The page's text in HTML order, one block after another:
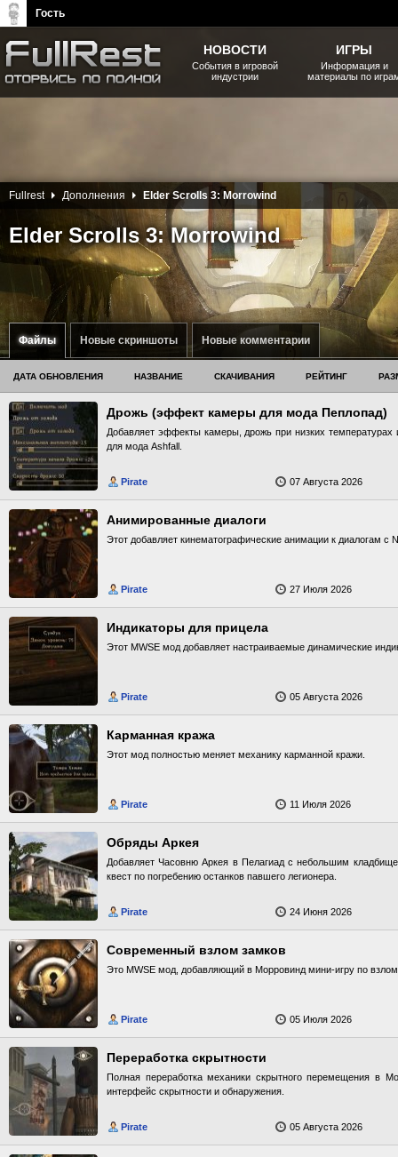
Файлы Новые скриншоты Новые комментарии
Elder Scrolls 3: Morrowind
Fullrest Дополнения Elder Scrolls 3: Morrowind
ДАТА ОБНОВЛЕНИЯ НАЗВАНИЕ СКАЧИВАНИЯ РЕЙТИНГ
Дрожь (эффект камеры для мода Пеплопад)
Добавляет эффекты камеры, дрожь при низких температурах
для мода Ashfall.
Pirate 07 Августа 2026
Анимированные диалоги
Этот добавляет кинематографические анимации к диалогам с
Pirate 27 Июля 2026
Индикаторы для прицела
Этот MWSE мод добавляет настраиваемые динамические
Pirate 05 Августа 2026
Карманная кража
Этот мод полностью меняет механику карманной кражи.
Pirate 11 Июля 2026
Обряды Аркея
Добавляет Часовню Аркея в Пелагиад с небольшим
квест по погребению останков павшего легионера.
Pirate 24 Июня 2026
Современный взлом замков
Это MWSE мод, добавляющий в Морровинд мини-игру по
Pirate 05 Июля 2026
Переработка скрытности
Полная переработка механики скрытного перемещения в
интерфейс скрытности и обнаружения.
Pirate 05 Августа 2026
НОВОСТИ
События в игровой
индустрии
ИГРЫ
Информация и
материалы по
Гость